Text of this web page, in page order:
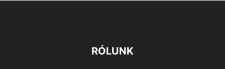
RÓLUNK